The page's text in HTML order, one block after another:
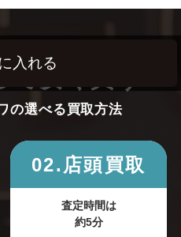
入れる
て安く買う！
の選べる買取方法
02.店頭買取
査定時間は
約5分